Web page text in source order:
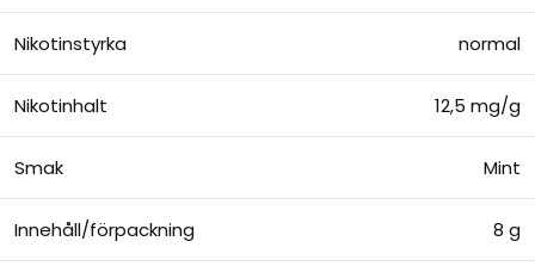
Nikotinstyrka normal
Nikotinhalt 12,5 mg/g
Smak Mint
Innehåll/förpackning 8 g